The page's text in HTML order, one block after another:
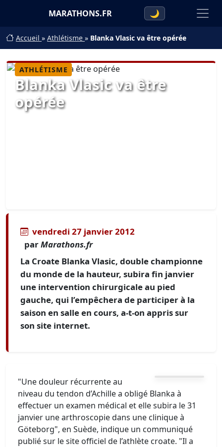
MARATHONS.FR 🌙
Accueil » Athlétisme » Blanka Vlasic va être opérée
ATHLÉTISME
Blanka Vlasic va être
opérée
vendredi 27 janvier 2012
parMarathons.fr
La Croate Blanka Vlasic, double championne
du monde de la hauteur, subira fin janvier
une intervention chirurgicale au pied
gauche, qui l’empêchera de participer à la
saison en salle en cours, a-t-on appris sur
son site internet.
"Une douleur récurrente au
niveau du tendon d’Achille a obligé Blanka à
effectuer un examen médical et elle subira le 31
janvier une arthroscopie dans une clinique à
Göteborg", en Suède, indique un communiqué
publié sur le site officiel de l’athlète croate. "Il a